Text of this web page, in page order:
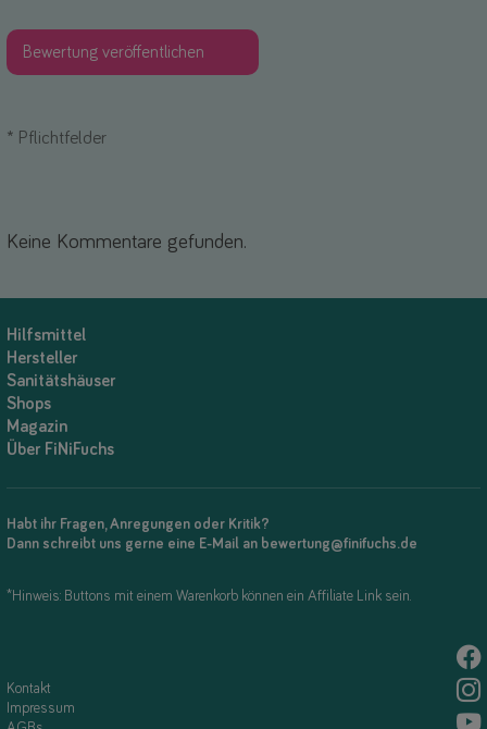
* Pflichtfelder
Keine Kommentare gefunden.
Hilfsmittel
Hersteller
Sanitätshäuser
Shops
Magazin
Über FiNiFuchs
Habt ihr Fragen, Anregungen oder Kritik?
Dann schreibt uns gerne eine E-Mail an bewertung@finifuchs.de
*Hinweis: Buttons mit einem Warenkorb können ein Affiliate Link sein.
Kontakt
Impressum